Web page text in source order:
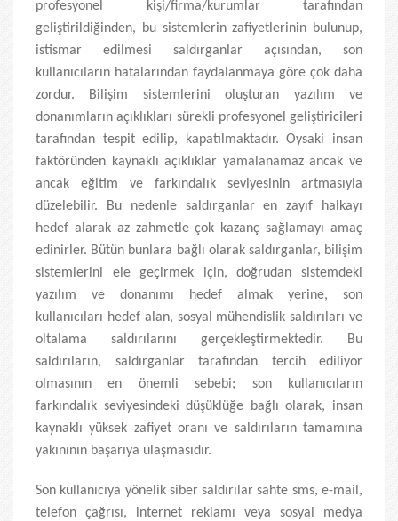
profesyonel kişi/firma/kurumlar tarafından
geliştirildiğinden, bu sistemlerin zafiyetlerinin bulunup,
istismar edilmesi saldırganlar açısından, son
kullanıcıların hatalarından faydalanmaya göre çok daha
zordur. Bilişim sistemlerini oluşturan yazılım ve
donanımların açıklıkları sürekli profesyonel geliştiricileri
tarafından tespit edilip, kapatılmaktadır. Oysaki insan
faktöründen kaynaklı açıklıklar yamalanamaz ancak ve
ancak eğitim ve farkındalık seviyesinin artmasıyla
düzelebilir. Bu nedenle saldırganlar en zayıf halkayı
hedef alarak az zahmetle çok kazanç sağlamayı amaç
edinirler. Bütün bunlara bağlı olarak saldırganlar, bilişim
sistemlerini ele geçirmek için, doğrudan sistemdeki
yazılım ve donanımı hedef almak yerine, son
kullanıcıları hedef alan, sosyal mühendislik saldırıları ve
oltalama saldırılarını gerçekleştirmektedir. Bu
saldırıların, saldırganlar tarafından tercih ediliyor
olmasının en önemli sebebi; son kullanıcıların
farkındalık seviyesindeki düşüklüğe bağlı olarak, insan
kaynaklı yüksek zafiyet oranı ve saldırıların tamamına
yakınının başarıya ulaşmasıdır.
Son kullanıcıya yönelik siber saldırılar sahte sms, e-mail,
telefon çağrısı, internet reklamı veya sosyal medya